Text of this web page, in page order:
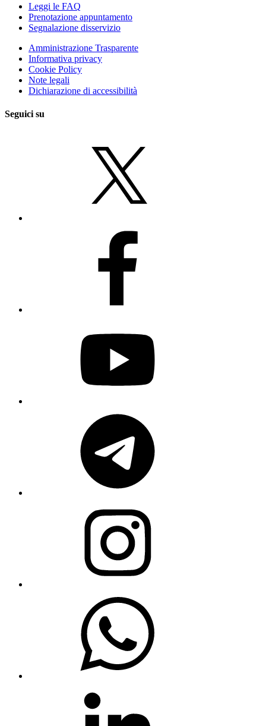
Leggi le FAQ
Prenotazione appuntamento
Segnalazione disservizio
Amministrazione Trasparente
Informativa privacy
Cookie Policy
Note legali
Dichiarazione di accessibilità
Seguici su